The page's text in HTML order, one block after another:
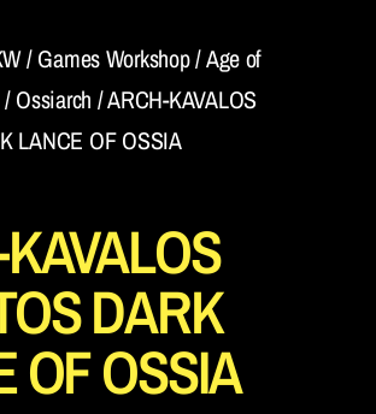
/Games Workshop/Age of
Ossiarch / ARCH-KAVALOS
LANCE OF OSSIA
DARK
OF OSSIA